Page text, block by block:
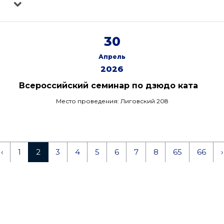
30
Апрель
2026
Всероссийский семинар по дзюдо ката
Место проведения: Лиговский 208
‹ 1 2 3 4 5 6 7 8 65 66 ›